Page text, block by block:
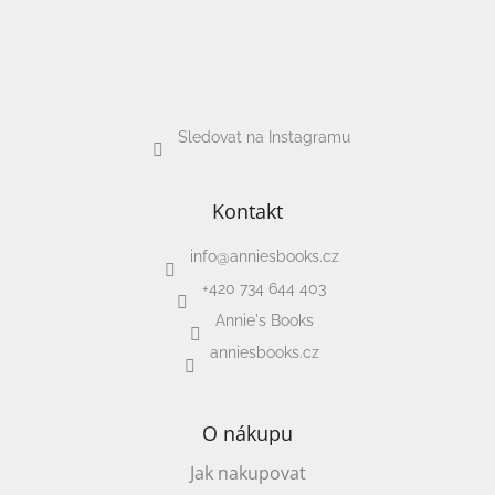
Sledovat na Instagramu
Kontakt
info@anniesbooks.cz
+420 734 644 403
Annie's Books
anniesbooks.cz
O nákupu
Jak nakupovat